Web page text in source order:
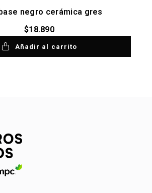
negro cerámica gres
$18.890
Añadir al carrito